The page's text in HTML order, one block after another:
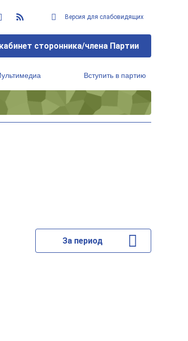
Версия для слабовидящих
сторонника/члена Партии
Вступить в партию
За период